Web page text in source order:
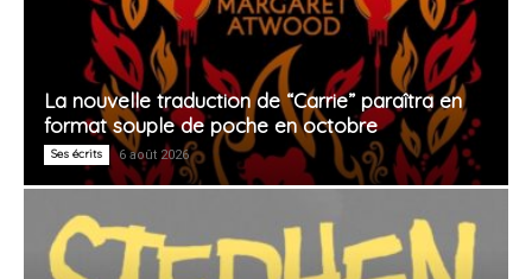
La nouvelle traduction de “Carrie” paraîtra en
format souple de poche en octobre
Ses écrits 6 août 2026